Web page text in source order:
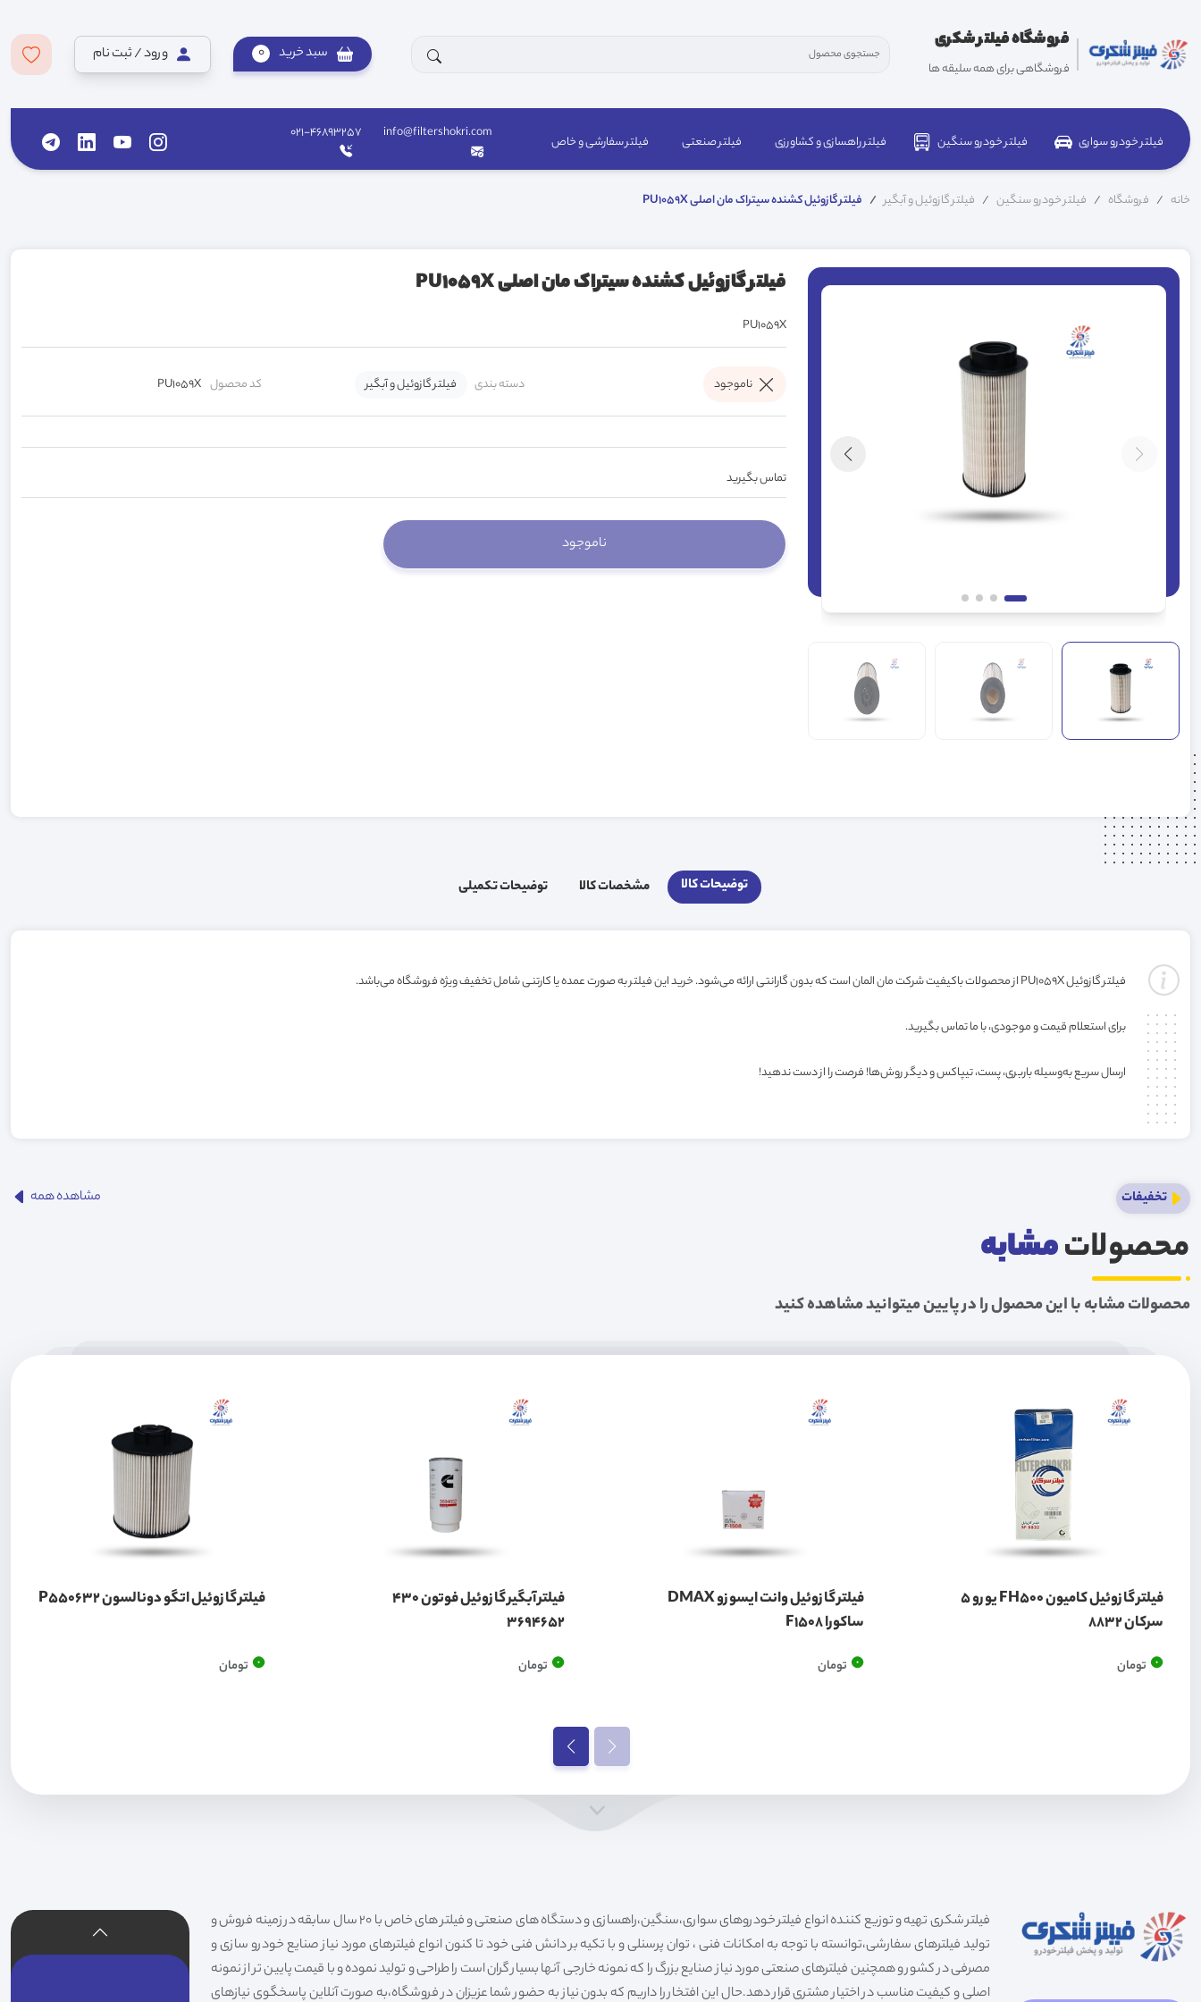
فروشگاه فیلتر شکری
فروشگاهی برای همه سلیقه ها
سبد خرید 0 ورود / ثبت نام
فیلتر خودرو سواری فیلتر خودرو سنگین فیلتر راهسازی و کشاورزی فیلتر صنعتی فیلتر سفارشی و خاص
info@filtershokri.com
021-46893257
خانه فروشگاه فیلتر خودرو سنگین فیلتر گازوئیل و آبگیر فیلتر گازوئیل کشنده سیتراک مان اصلی PU1059X
فیلتر گازوئیل کشنده سیتراک مان اصلی PU1059X
PU1059X
ناموجود دسته بندی فیلتر گازوئیل و آبگیر کد محصول PU1059X
تماس بگیرید
توضیحات کالا مشخصات کالا توضیحات تکمیلی
فیلتر گازوئیل PU1059X از محصولات باکیفیت شرکت مان المان است که بدون گارانتی ارائه می‌شود. خرید این فیلتر به صورت عمده یا کارتنی شامل تخفیف ویژه فروشگاه می‌باشد.
برای استعلام قیمت و موجودی، با ما تماس بگیرید.
ارسال سریع به‌وسیله باربری، پست، تیپاکس و دیگر روش‌ها! فرصت را از دست ندهید!
تخفیفات
محصولاتمشابه
محصولات مشابه با این محصول را در پایین میتوانید مشاهده کنید
مشاهده همه
فیلتر گازوئیل کامیون FH500 یورو 5
سرکان 8832
0 تومان
فیلتر گازوئیل وانت ایسوزو DMAX
ساکورا F1508
0 تومان
فیلتر آبگیر گازوئیل فوتون 430
3694652
0 تومان
فیلتر گازوئیل اتگو دونالسون P550632
0 تومان
فیلتر شکری تهیه و توزیع کننده انواع فیلتر خودروهای سواری،سنگین،راهسازی و دستگاه های صنعتی و فیلتر های خاص با 20 سال سابقه در زمینه فروش و
تولید فیلترهای سفارشی،توانسته با توجه به امکانات فنی ، توان پرسنلی و با تکیه بر دانش فنی خود تا کنون انواع فیلترهای مورد نیاز صنایع خودرو سازی و
مصرفی در کشور و همچنین فیلترهای صنعتی مورد نیاز صنایع بزرگ را که نمونه خارجی آنها بسیار گران است را طراحی و تولید نموده و با قیمت پایین تر از نمونه
اصلی و کیفیت مناسب در اختیار مشتری قرار دهد.حال این افتخار را داریم که بدون نیاز به حضور شما عزیزان در فروشگاه،به صورت آنلاین پاسخگوی نیازهای